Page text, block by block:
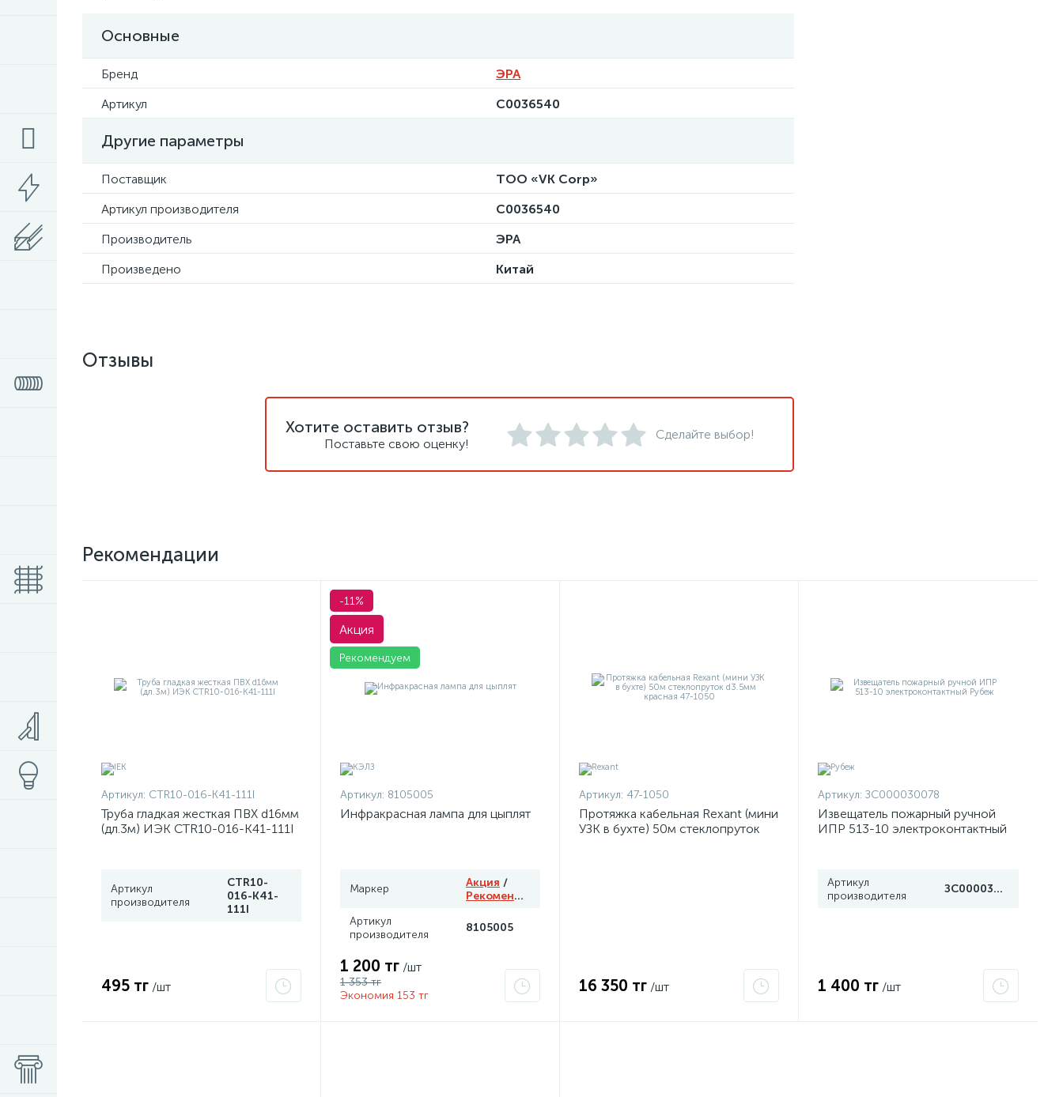
Основные
Бренд
ЭРА
Артикул
C0036540
Другие параметры
Поставщик
ТОО «VK Corp»
Артикул производителя
C0036540
Производитель
ЭРА
Произведено
Китай
Отзывы
Хотите оставить отзыв?
Поставьте свою оценку!
Сделайте выбор!
Рекомендации
Артикул: CTR10-016-K41-111I
Труба гладкая жесткая ПВХ d16мм
(дл.3м) ИЭК CTR10-016-K41-111I
Артикул
производителя
CTR10-
016-K41-
111I
495 тг /шт
-11%
Акция
Рекомендуем
Артикул: 8105005
Инфракрасная лампа для цыплят
Маркер Акция /
Рекомендуем
Артикул
производителя
8105005
1 200 тг /шт
1 353 тг
Экономия 153 тг
Артикул: 47-1050
Протяжка кабельная Rexant (мини
УЗК в бухте) 50м стеклопруток
16 350 тг /шт
Артикул: ЗС000030078
Извещатель пожарный ручной
ИПР 513-10 электроконтактный
Артикул
производителя
ЗС000030078
1 400 тг /шт